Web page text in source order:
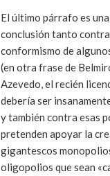
El último párrafo es
conclusión tanto
conformismo de
(en otra frase de
Azevedo, el recién
debería ser
y también contra esas
pretenden apoyar la
gigantescos
oligopolios que sean